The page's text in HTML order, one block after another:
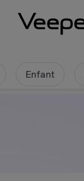
Enfant